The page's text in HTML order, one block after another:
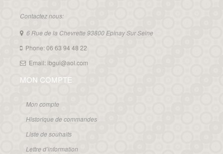
Contactez nous:
6 Rue de la Chevrette 93800 Epinay Sur Seine
Phone: 06 63 94 48 22
Email: ibgui@aol.com
MON COMPTE
Mon compte
Historique de commandes
Liste de souhaits
Lettre d’information